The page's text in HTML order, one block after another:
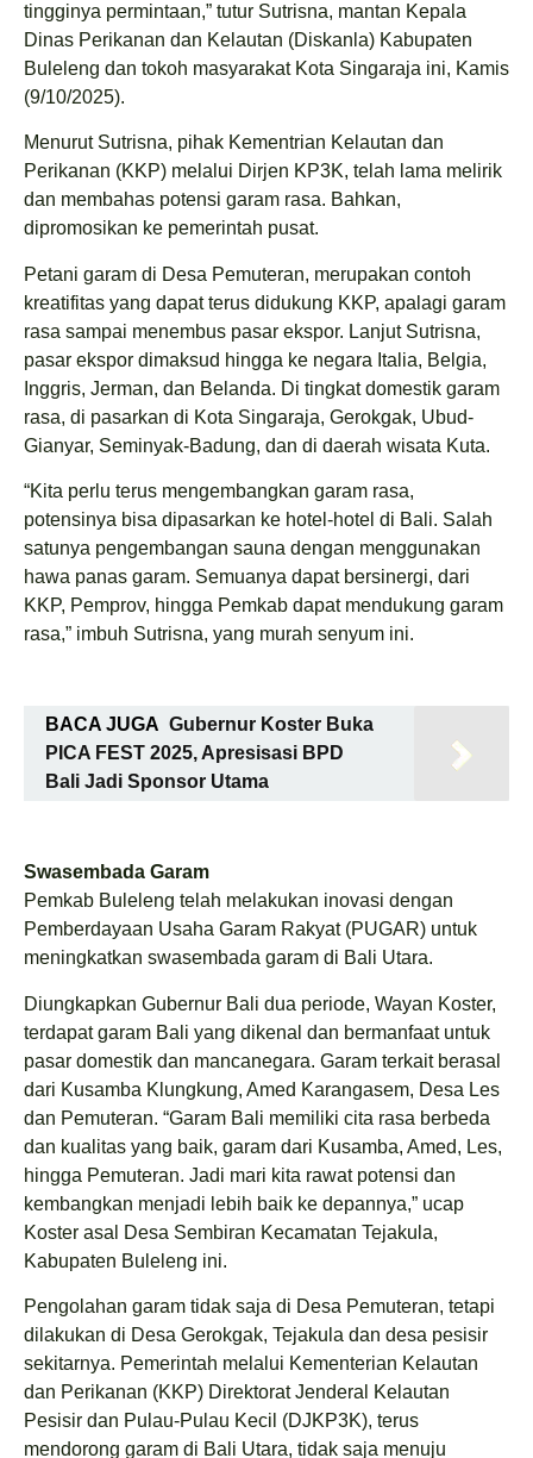
tingginya permintaan,” tutur Sutrisna, mantan Kepala
Dinas Perikanan dan Kelautan (Diskanla) Kabupaten
Buleleng dan tokoh masyarakat Kota Singaraja ini, Kamis
(9/10/2025).
Menurut Sutrisna, pihak Kementrian Kelautan dan
Perikanan (KKP) melalui Dirjen KP3K, telah lama melirik
dan membahas potensi garam rasa. Bahkan,
dipromosikan ke pemerintah pusat.
Petani garam di Desa Pemuteran, merupakan contoh
kreatifitas yang dapat terus didukung KKP, apalagi garam
rasa sampai menembus pasar ekspor. Lanjut Sutrisna,
pasar ekspor dimaksud hingga ke negara Italia, Belgia,
Inggris, Jerman, dan Belanda. Di tingkat domestik garam
rasa, di pasarkan di Kota Singaraja, Gerokgak, Ubud-
Gianyar, Seminyak-Badung, dan di daerah wisata Kuta.
“Kita perlu terus mengembangkan garam rasa,
potensinya bisa dipasarkan ke hotel-hotel di Bali. Salah
satunya pengembangan sauna dengan menggunakan
hawa panas garam. Semuanya dapat bersinergi, dari
KKP, Pemprov, hingga Pemkab dapat mendukung garam
rasa,” imbuh Sutrisna, yang murah senyum ini.
BACA JUGA Gubernur Koster Buka
PICA FEST 2025, Apresisasi BPD
Bali Jadi Sponsor Utama
Swasembada Garam
Pemkab Buleleng telah melakukan inovasi dengan
Pemberdayaan Usaha Garam Rakyat (PUGAR) untuk
meningkatkan swasembada garam di Bali Utara.
Diungkapkan Gubernur Bali dua periode, Wayan Koster,
terdapat garam Bali yang dikenal dan bermanfaat untuk
pasar domestik dan mancanegara. Garam terkait berasal
dari Kusamba Klungkung, Amed Karangasem, Desa Les
dan Pemuteran. “Garam Bali memiliki cita rasa berbeda
dan kualitas yang baik, garam dari Kusamba, Amed, Les,
hingga Pemuteran. Jadi mari kita rawat potensi dan
kembangkan menjadi lebih baik ke depannya,” ucap
Koster asal Desa Sembiran Kecamatan Tejakula,
Kabupaten Buleleng ini.
Pengolahan garam tidak saja di Desa Pemuteran, tetapi
dilakukan di Desa Gerokgak, Tejakula dan desa pesisir
sekitarnya. Pemerintah melalui Kementerian Kelautan
dan Perikanan (KKP) Direktorat Jenderal Kelautan
Pesisir dan Pulau-Pulau Kecil (DJKP3K), terus
mendorong garam di Bali Utara, tidak saja menuju